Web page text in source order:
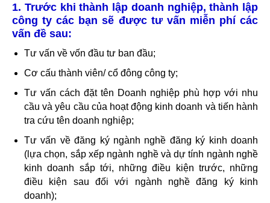
1. Trước khi thành lập doanh nghiệp, thành lập
công ty các bạn sẽ được tư vấn miễn phí các
vấn đề sau:
Tư vấn về vốn đầu tư ban đầu;
Cơ cấu thành viên/ cổ đông công ty;
Tư vấn cách đặt tên Doanh nghiệp phù hợp với nhu
cầu và yêu cầu của hoạt động kinh doanh và tiến hành
tra cứu tên doanh nghiệp;
Tư vấn về đăng ký ngành nghề đăng ký kinh doanh
(lựa chọn, sắp xếp ngành nghề và dự tính ngành nghề
kinh doanh sắp tới, những điều kiện trước, những
điều kiện sau đối với ngành nghề đăng ký kinh
doanh);